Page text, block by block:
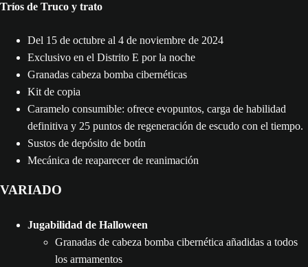
Tríos de Truco y trato
Del 15 de octubre al 4 de noviembre de 2024
Exclusivo en el Distrito E por la noche
Granadas cabeza bomba cibernéticas
Kit de copia
Caramelo consumible: ofrece evopuntos, carga de habilidad
definitiva y 25 puntos de regeneración de escudo con el tiempo.
Sustos de depósito de botín
Mecánica de reaparecer de reanimación
VARIADO
Jugabilidad de Halloween
Granadas de cabeza bomba cibernética añadidas a todos
los armamentos